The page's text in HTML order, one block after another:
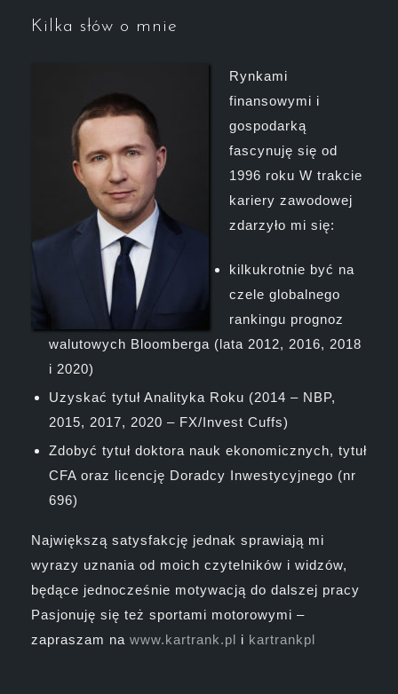
Kilka słów o mnie
Rynkami
finansowymi i
gospodarką
fascynuję się od
1996 roku W trakcie
kariery zawodowej
zdarzyło mi się:
kilkukrotnie być na
czele globalnego
rankingu prognoz
walutowych Bloomberga (lata 2012, 2016, 2018
i 2020)
Uzyskać tytuł Analityka Roku (2014 – NBP,
2015, 2017, 2020 – FX/Invest Cuffs)
Zdobyć tytuł doktora nauk ekonomicznych, tytuł
CFA oraz licencję Doradcy Inwestycyjnego (nr
696)
Największą satysfakcję jednak sprawiają mi
wyrazy uznania od moich czytelników i widzów,
będące jednocześnie motywacją do dalszej pracy
Pasjonuję się też sportami motorowymi –
zapraszam na www.kartrank.pl i kartrankpl